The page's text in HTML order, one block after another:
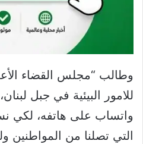
وطالب “مجلس القضاء
للامور البيئية في جبل
واتساب على هاتفه، لكي
التي تصلنا من المواطنين